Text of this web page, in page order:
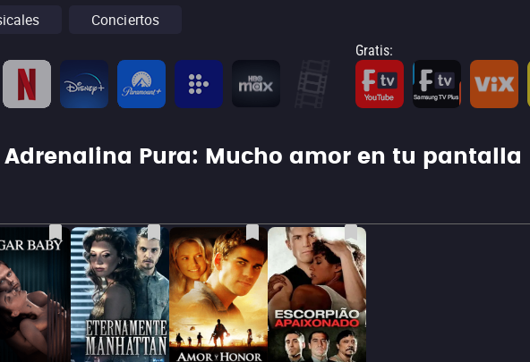
Conciertos
Gratis:
Pura: Mucho amor en tu pantalla